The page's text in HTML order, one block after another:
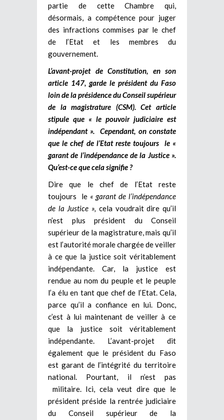
partie de cette Chambre qui,
désormais, a compétence pour juger
des infractions commises par le chef
de l’Etat et les membres du
gouvernement.
L’avant-projet de Constitution, en son
article 147, garde le président du Faso
loin de la présidence du Conseil supérieur
de la magistrature (CSM). Cet article
stipule que « le pouvoir judiciaire est
indépendant ». Cependant, on constate
que le chef de l’Etat reste toujours le «
garant de l’indépendance de la Justice ».
Qu’est-ce que cela signifie ?
Dire que le chef de l’Etat reste
toujours le « garant de l’indépendance
de la Justice », cela voudrait dire qu’il
n’est plus président du Conseil
supérieur de la magistrature, mais qu’il
est l’autorité morale chargée de veiller
à ce que la justice soit véritablement
indépendante. Car, la justice est
rendue au nom du peuple et le peuple
l’a élu en tant que chef de l’Etat. Cela,
parce qu’il a confiance en lui. Donc,
c’est à lui maintenant de veiller à ce
que la justice soit véritablement
indépendante. L’avant-projet dit
également que le président du Faso
est garant de l’intégrité du territoire
national. Pourtant, il n’est pas
militaire. Ici, cela veut dire que le
président préside la rentrée judiciaire
du Conseil supérieur de la